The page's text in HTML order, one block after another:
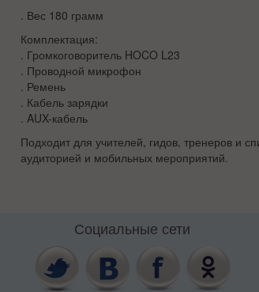
. Вес 180 грамм
Комплектация:
. Громкоговоритель HOCO L23
. Проводной микрофон
. Ремень
. Кабель зарядки
. AUX-кабель
Подходит для учителей, гидов, тренеров и
аудиторией и мобильных мероприятий.
Социальные сети